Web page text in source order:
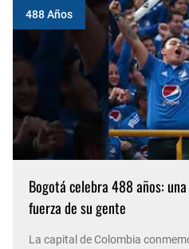
488 Años
Bogotá celebra 488 años:
fuerza de su gente
La capital de Colombia